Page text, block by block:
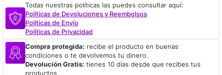
Todas nuestras políticas las puedes consultar aquí:
Políticas de Devoluciones y Reembolsos
Políticas de Envío
Políticas de Privacidad
Compra protegida: recibe el producto en buenas
condiciones o te devolvemos tu dinero.
Devolución Gratis: tienes 10 días desde que recibes tus
productos.